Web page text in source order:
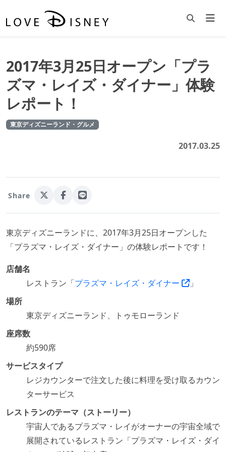
2017年3月25日オープン「プラ
ズマ・レイズ・ダイナー」体験
レポート！
東京ディズニーランド・グルメ
2017.03.25
Share
東京ディズニーランドに、2017年3月25日オープンした
「プラズマ・レイズ・ダイナー」の体験レポートです！
店舗名
レストラン「プラズマ・レイズ・ダイナー
」
場所
東京ディズニーランド、トゥモローランド
座席数
約590席
サービスタイプ
レジカウンターで注文した後に料理を受け取るカウン
ターサービス
レストランのテーマ（ストーリー）
宇宙人であるプラズマ・レイがオーナーの宇宙全域で
展開されているレストラン「プラズマ・レイズ・ダイ